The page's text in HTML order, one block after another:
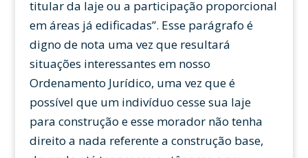
titular da laje ou a participação proporcional
em áreas já edificadas”. Esse parágrafo é
digno de nota uma vez que resultará
situações interessantes em nosso
Ordenamento Jurídico, uma vez que é
possível que um indivíduo cesse sua laje
para construção e esse morador não tenha
direito a nada referente a construção base,